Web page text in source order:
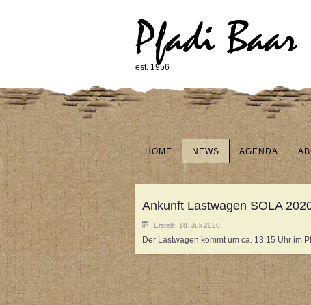
Pfadi Baar
est. 1956
HOME NEWS AGENDA
Ankunft Lastwagen SOLA
Erstellt: 18. Juli 2020
Der Lastwagen kommt um ca. 13:15 Uhr im